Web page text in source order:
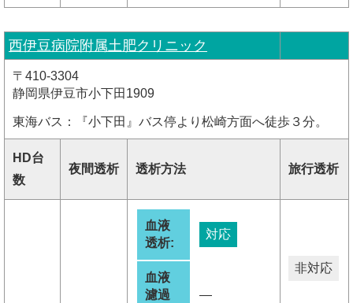
西伊豆病院附属土肥クリニック
〒410-3304
静岡県伊豆市小下田1909
東海バス：『小下田』バス停より松崎方面へ徒歩３分。
HD台
数
夜間透析 透析方法 旅行透析
血液
透析:
対応
血液
濾過
―
非対応